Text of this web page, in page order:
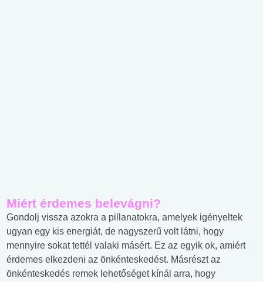
Miért érdemes belevágni?
Gondolj vissza azokra a pillanatokra, amelyek igényeltek
ugyan egy kis energiát, de nagyszerű volt látni, hogy
mennyire sokat tettél valaki másért. Ez az egyik ok, amiért
érdemes elkezdeni az önkénteskedést. Másrészt az
önkénteskedés remek lehetőséget kínál arra, hogy